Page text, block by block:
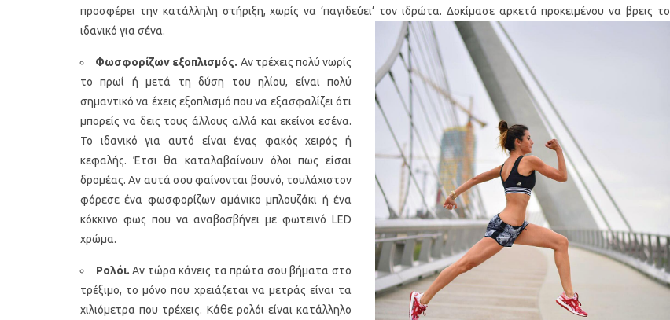
προσφέρει την κατάλληλη στήριξη, χωρίς να ‘παγιδεύει’ τον ιδρώτα. Δοκίμασε αρκετά προκειμένου να βρεις το
ιδανικό για σένα.
Φωσφορίζων εξοπλισμός. Αν τρέχεις πολύ νωρίς
το πρωί ή μετά τη δύση του ηλίου, είναι πολύ
σημαντικό να έχεις εξοπλισμό που να εξασφαλίζει ότι
μπορείς να δεις τους άλλους αλλά και εκείνοι εσένα.
To ιδανικό για αυτό είναι ένας φακός χειρός ή
κεφαλής. Έτσι θα καταλαβαίνουν όλοι πως είσαι
δρομέας. Aν αυτά σου φαίνονται βουνό, τουλάχιστον
φόρεσε ένα φωσφορίζων αμάνικο μπλουζάκι ή ένα
κόκκινο φως που να αναβοσβήνει με φωτεινό LED
χρώμα.
Ρολόι. Αν τώρα κάνεις τα πρώτα σου βήματα στο
τρέξιμο, το μόνο που χρειάζεται να μετράς είναι τα
χιλιόμετρα που τρέχεις. Κάθε ρολόι είναι κατάλληλο